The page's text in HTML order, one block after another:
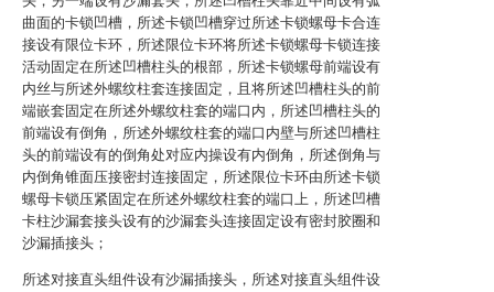
曲面的卡锁凹槽，所述卡锁凹槽穿过所述卡锁螺母卡合连
接设有限位卡环，所述限位卡环将所述卡锁螺母卡锁连接
活动固定在所述凹槽柱头的根部，所述卡锁螺母前端设有
内丝与所述外螺纹柱套连接固定，且将所述凹槽柱头的前
端嵌套固定在所述外螺纹柱套的端口内，所述凹槽柱头的
前端设有倒角，所述外螺纹柱套的端口内壁与所述凹槽柱
头的前端设有的倒角处对应内操设有内倒角，所述倒角与
内倒角锥面压接密封连接固定，所述限位卡环由所述卡锁
螺母卡锁压紧固定在所述外螺纹柱套的端口上，所述凹槽
卡柱沙漏套接头设有的沙漏套头连接固定设有密封胶圈和
沙漏插接头；
所述对接直头组件设有沙漏插接头，所述对接直头组件设